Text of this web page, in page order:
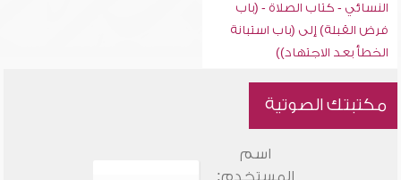
النسائي - كتاب الصلاة - (باب
فرض القبلة) إلى (باب استبانة
الخطأ بعد الاجتهاد))
مكتبتك الصوتية
اسم
المستخدم: